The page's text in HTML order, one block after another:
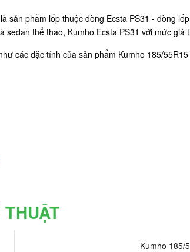
sản phẩm lốp thuộc dòng Ecsta PS31 - dòng
sedan thể thao, Kumho Ecsta PS31 với mức
các đặc tính của sản phẩm Kumho 185/
Kumho 185/